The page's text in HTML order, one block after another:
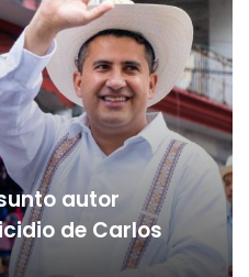
autor
de Carlos